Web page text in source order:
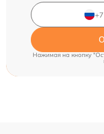
Нажимая на кнопку